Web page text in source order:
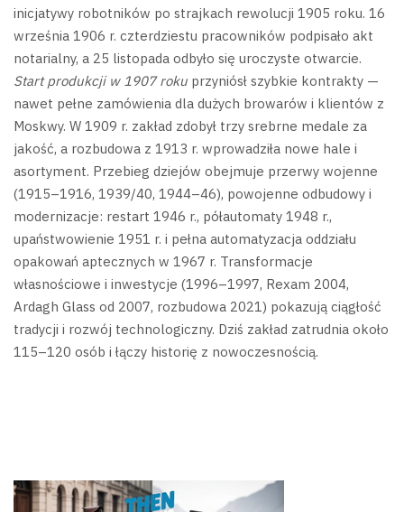
inicjatywy robotników po strajkach rewolucji 1905 roku. 16
września 1906 r. czterdziestu pracowników podpisało akt
notarialny, a 25 listopada odbyło się uroczyste otwarcie.
Start produkcji w 1907 roku przyniósł szybkie kontrakty —
nawet pełne zamówienia dla dużych browarów i klientów z
Moskwy. W 1909 r. zakład zdobył trzy srebrne medale za
jakość, a rozbudowa z 1913 r. wprowadziła nowe hale i
asortyment. Przebieg dziejów obejmuje przerwy wojenne
(1915–1916, 1939/40, 1944–46), powojenne odbudowy i
modernizacje: restart 1946 r., półautomaty 1948 r.,
upaństwowienie 1951 r. i pełna automatyzacja oddziału
opakowań aptecznych w 1967 r. Transformacje
własnościowe i inwestycje (1996–1997, Rexam 2004,
Ardagh Glass od 2007, rozbudowa 2021) pokazują ciągłość
tradycji i rozwój technologiczny. Dziś zakład zatrudnia około
115–120 osób i łączy historię z nowoczesnością.